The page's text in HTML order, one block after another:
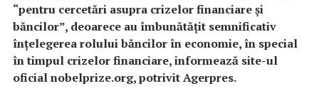
“pentru cercetări asupra crizelor financiare şi
băncilor”, deoarece au îmbunătăţit semnificativ
înţelegerea rolului băncilor în economie, în special
în timpul crizelor financiare, informează site-ul
oficial nobelprize.org, potrivit Agerpres.